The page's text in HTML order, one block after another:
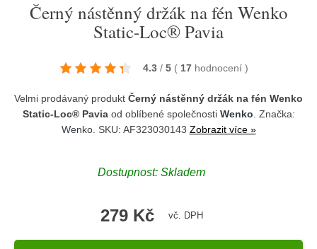
Černý nástěnný držák na fén Wenko
Static-Loc® Pavia
4.3 / 5 ( 17 hodnocení )
Velmi prodávaný produkt Černý nástěnný držák na fén Wenko
Static-Loc® Paviaod oblíbené společnosti Wenko . Značka:
Wenko. SKU: AF323030143 Zobrazit více »
Dostupnost: Skladem
279 Kč vč. DPH